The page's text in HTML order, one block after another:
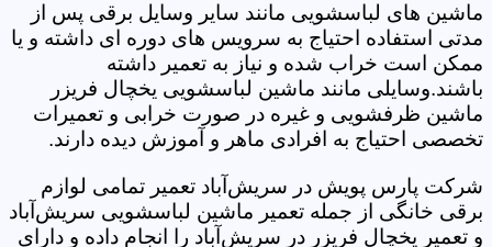
ماشین های لباسشویی مانند سایر وسایل برقی پس از
مدتی استفاده احتیاج به سرویس های دوره ای داشته و یا
ممکن است خراب شده و نیاز به تعمیر داشته
باشند.وسایلی مانند ماشین لباسشویی یخچال فریزر
ماشین ظرفشویی و غیره در صورت خرابی و تعمیرات
تخصصی احتیاج به افرادی ماهر و آموزش دیده دارند.
شرکت پارس پویش در سریش‌آباد تعمیر تمامی لوازم
برقی خانگی از جمله تعمیر ماشین لباسشویی سریش‌آباد
و تعمیر یخچال فریزر در سریش‌آباد را انجام داده و دارای